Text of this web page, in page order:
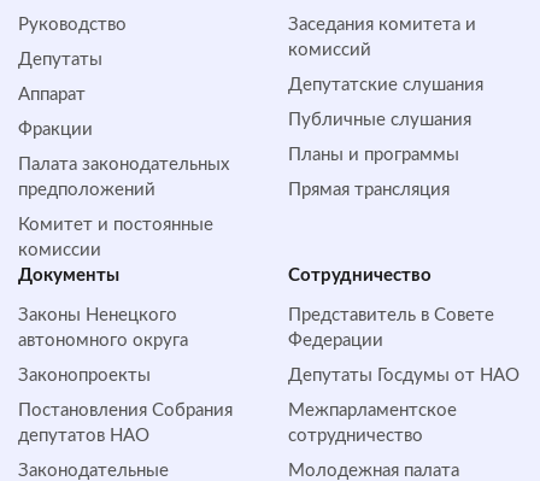
Руководство
Депутаты
Аппарат
Фракции
Палата законодательных
предположений
Комитет и постоянные
комиссии
Заседания комитета и
комиссий
Депутатские слушания
Публичные слушания
Планы и программы
Прямая трансляция
Документы
Законы Ненецкого
автономного округа
Законопроекты
Постановления Собрания
депутатов НАО
Законодательные
Сотрудничество
Представитель в Совете
Федерации
Депутаты Госдумы от НАО
Межпарламентское
сотрудничество
Молодежная палата